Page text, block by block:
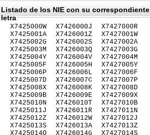
Listado de los NIE con su correspondiente
letra
X7425000W
X7425001A
X7425002G
X7425003M
X7425004Y
X7425005F
X7425006P
X7425007D
X7425008X
X7425009B
X7425010N
X7425011J
X7425012Z
X7425013S
X7425014Q
X7426000J
X7426001Z
X7426002S
X7426003Q
X7426004V
X7426005H
X7426006L
X7426007C
X7426008K
X7426009E
X7426010T
X7426011R
X7426012W
X7426013A
X7426014G
X7427000R
X7427001W
X7427002A
X7427003G
X7427004M
X7427005Y
X7427006F
X7427007P
X7427008D
X7427009X
X7427010B
X7427011N
X7427012J
X7427013Z
X7427014S